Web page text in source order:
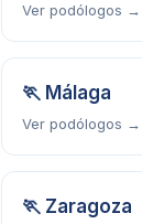
Ver podólogos →
🏃 Málaga
Ver podólogos →
🏃 Zaragoza